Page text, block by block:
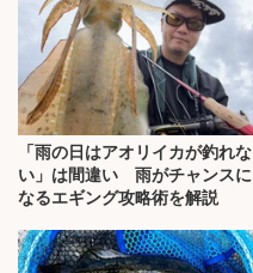
「雨の日はアオリイカが釣れな
い」は間違い 雨がチャンスに
なるエギング攻略術を解説